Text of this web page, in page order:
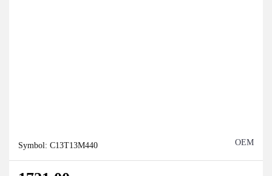
Symbol: C13T13M440 OEM